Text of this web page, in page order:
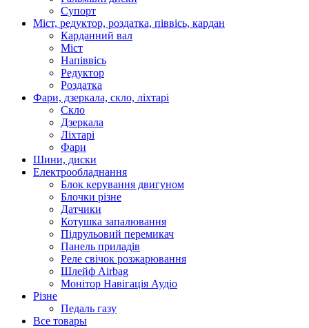
Супорт
Міст, редуктор, роздатка, піввісь, кардан
Карданний вал
Міст
Напіввісь
Редуктор
Роздатка
Фари, дзеркала, скло, ліхтарі
Cкло
Дзеркала
Ліхтарі
Фари
Шини, диски
Електрообладнання
Блок керування двигуном
Блочки різне
Датчики
Котушка запалювання
Підрульовий перемикач
Панель приладів
Реле свічок розжарювання
Шлейф Airbag
Монітор Навігація Аудіо
Різне
Педаль газу
Все товары